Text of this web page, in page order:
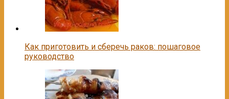
Как приготовить и сберечь раков: пошаговое
руководство